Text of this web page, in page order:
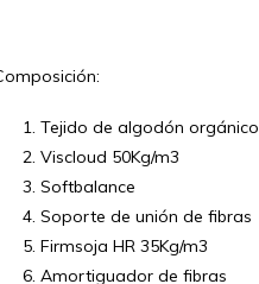
Tejido de algodón orgánico
Viscloud 50Kg/m3
Softbalance
Soporte de unión de fibras
Firmsoja HR 35Kg/m3
Amortiguador de fibras